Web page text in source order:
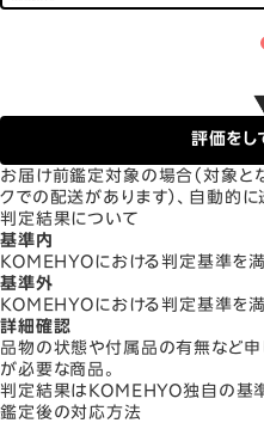
評価をし
お届け前鑑定対象の場合（対象と
クでの配送があります）、自動的
判定結果について
基準内
KOMEHYOにおける判定基準を満
基準外
KOMEHYOにおける判定基準を満
詳細確認
品物の状態や付属品の有無など
が必要な商品。
判定結果はKOMEHYO独自の基準
鑑定後の対応方法